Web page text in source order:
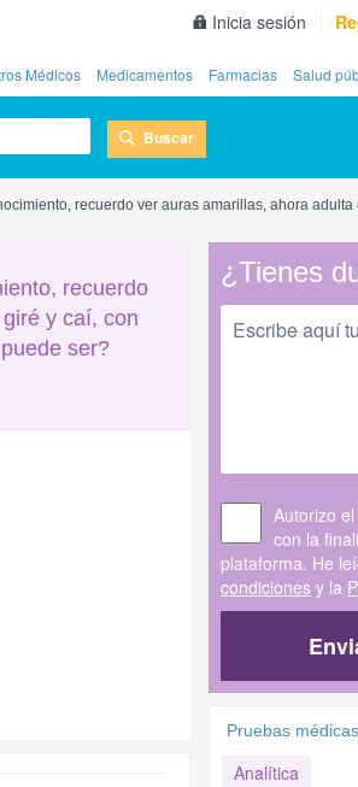
Inicia sesión
Médicos Medicamentos Farmacias Salud
Buscar
recuerdo ver auras amarillas, ahora
recuerdo
y caí, con
ser?
¿Tienes
Autorizo
con la
plataforma. He
condicionesy la
Pruebas médicas
Analítica